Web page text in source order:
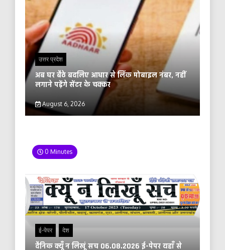
उत्तर प्रदेश
अब घर बैठे बदलिए आधार से लिंक मोबाइल नंबर, नहीं
लगाने पड़ेंगे सेंटर के चक्कर
August 6, 2026
0 Minutes
ई-पेपर देश
दैनिक क्यूँ न लिखूं सच 06.08.2026 ई-पेपर यहाँ से